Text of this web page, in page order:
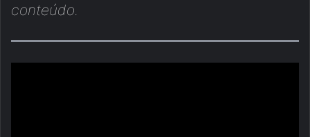
conteúdo.